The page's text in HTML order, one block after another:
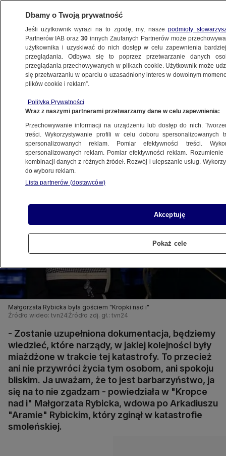
POLSKA
ekshumacji wszystkie rodziny
22.11.2016, 20:26
Udostępnij
Małgorzata Rybicka była gościem "Kropki nad i"
Źródło wideo: tvn24 Źródło zdj. gł.: tvn24
- Zostanie uzupełniona dokumentacja, będziemy
wiedzieć, które narządy, w jakiej kolejności były
miażdżone w trakcie tej katastrofy. To przecież
ani nie przywróci życia tym osobom, ani spokoju
bliskim. Ja uważam, że to jest barbarzyństwo, ja
się na to nie zgadzam - powiedziała w "Kropce
nad i" Małgorzata Rybicka, wdowa po Arkadiuszu
"Aramie" Rybickim, który zginął w katastrofie
smoleńskiej.
Dbamy o Twoją prywatność
Jeśli użytkownik wyrazi na to zgodę, my, naszepodmioty
Partnerów IAB oraz30 innych Zaufanych Partnerów może
użytkownika i uzyskiwać do nich dostęp w celu zapewnienia
przeglądania. Odbywa się to poprzez przetwarzanie danych
przeglądania przechowywanych w plikach cookie. Użytkownik może
się przetwarzaniu w oparciu o uzasadniony interes w dowolnym
plików cookie i reklam”.
Polityka Prywatności
Wraz z naszymi partnerami przetwarzamy dane w celu zapewnienia:
Przechowywanie informacji na urządzeniu lub dostęp do nich.
treści. Wykorzystywanie profili w celu doboru spersonalizowanych
spersonalizowanych reklam. Pomiar efektywności treści.
spersonalizowanych reklam. Pomiar efektywności reklam.
kombinacji danych z różnych źródeł. Rozwój i ulepszanie usług.
do wyboru reklam.
Lista partnerów (dostawców)
Akceptuję
Pokaż cele